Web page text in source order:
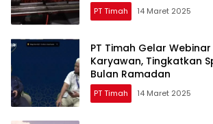
PT Timah 14 Maret 2025
PT Timah Gelar
Karyawan, Tingkatkan
Bulan Ramadan
PT Timah 14 Maret 2025